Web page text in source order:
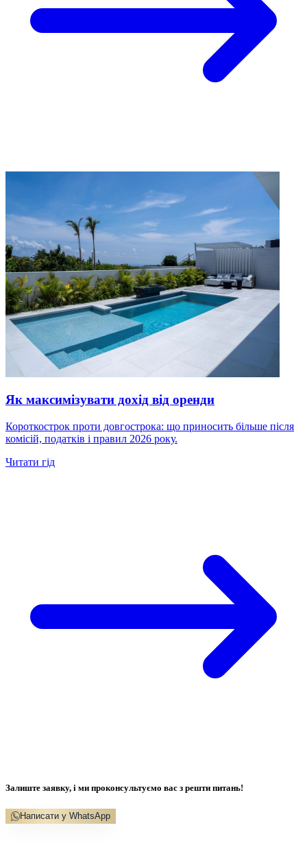
Як максимізувати дохід від оренди
Короткострок проти довгострока: що приносить більше після
комісій, податків і правил 2026 року.
Читати гід
Залиште заявку, і ми проконсультуємо вас з решти питань!
Написати у WhatsApp